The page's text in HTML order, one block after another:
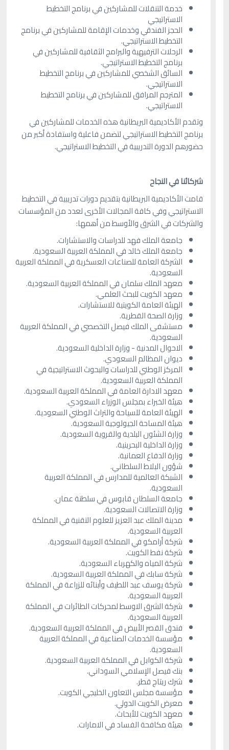
خدمة التنقلات للمشاركين في برنامج التخطيط
الاستراتيجي
الحجز الفندقي وخدمات الإقامة للمشاركين في برنامج
التخطيط الاستراتيجي.
الرحلات الترفيهية والبرامج الثقافية للمشاركين في
برنامج التخطيط الاستراتيجي.
السائق الشخصي للمشاركين في برنامج التخطيط
الاستراتيجي.
المترجم المرافق للمشاركين في برنامج التخطيط
الاستراتيجي.
وتقدم الأكاديمية البريطانية هذه الخدمات للمشاركين في
برنامج التخطيط الاستراتيجي لتضمن فاعلية واستفادة أكبر من
حضورهم الدورة التدريبية في التخطيط الاستراتيجي.
شركائنا في النجاح
قامت الأكاديمية البريطانية بتقديم دورات تدريبية في التخطيط
الاستراتيجي وفي كافة المجالات الأخرى لعدد من المؤسسات
والشركات في الشرق والأوسط من أهمها:
جامعة الملك فهد للدراسات والاستشارات.
جامعة الملك خالد في المملكة العربية السعودية.
الشركة العامة للصناعات العسكرية في المملكة العربية
السعودية.
معهد الملك سلمان في المملكة العربية السعودية.
معهد الكويت للبحث العلمي.
الهيئة العامة الكويتية للاستشارات.
وزارة الصحة القطرية.
مستشفى الملك فيصل التخصصي في المملكة العربية
السعودية.
الاحوال المدنية - وزارة الداخلية السعودية.
ديوان المظالم السعودي.
المركز الوطني للدراسات والبحوث الاستراتيجية في
المملكة العربية السعودية.
معهد الادارة العامة في المملكة العربية السعودية.
هيئة الخبراء بمجلس الوزراء السعودي.
الهيئة العامة للسياحة والتراث الوطني السعودية.
هيئة المساحة الجيولوجية السعودية.
وزارة الشئون البلدية والقروية السعودية.
وزارة الداخلية البحرينية.
وزارة الدفاع العمانية.
شؤون البلاط السلطاني.
الشبكة العالمية للمدارس في المملكة العربية
السعودية.
جامعة السلطان قابوس في سلطنة عمان.
وزارة الاتصالات السعودية.
مدينة الملك عبد العزيز للعلوم التقنية في المملكة
العربية السعودية.
شركة أرامكو في المملكة العربية السعودية.
شركة نفط الكويت.
شركة المياه والكهرباء السعودية.
شركة سابك في المملكة العربية السعودية.
شركة يوسف عبد اللطيف وأبنائه للزراعة في المملكة
العربية السعودية.
شركة الشرق الاوسط لمحركات الطائرات في المملكة
العربية السعودية.
فندق القصر الأبيض في المملكة العربية السعودية.
مؤسسة الخدمات الصناعية في المملكة العربية
السعودية.
شركة الكوابل في المملكة العربية السعودية.
بنك فيصل الإسلامي السوداني.
شرك ريتاج قطر.
مؤسسة مجلس التعاون الخليجي الكويت.
معرض الكويت الدولي.
معهد الكويت للأبحاث.
هيئة مكافحة الفساد في الامارات.